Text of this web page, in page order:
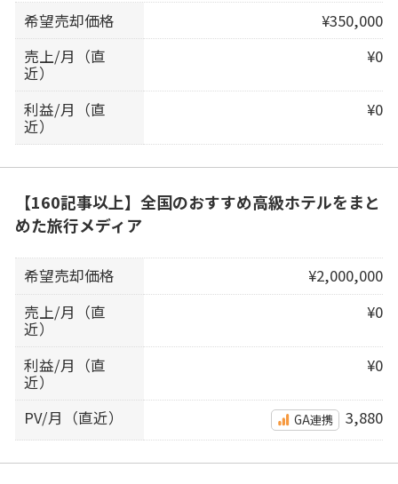
希望売却価格
¥350,000
売上/月（直
近）
¥0
利益/月（直
近）
¥0
【160記事以上】全国のおすすめ高級ホテルをまと
めた旅行メディア
希望売却価格
¥2,000,000
売上/月（直
近）
¥0
利益/月（直
近）
¥0
PV/月（直近） GA連携 3,880